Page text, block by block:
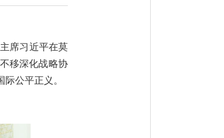
席习近平在莫
移深化战略协
公平正义。